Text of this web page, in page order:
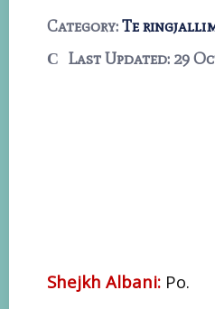
Category:Te
Last Updated: 29
Shejkh Albani: Po.